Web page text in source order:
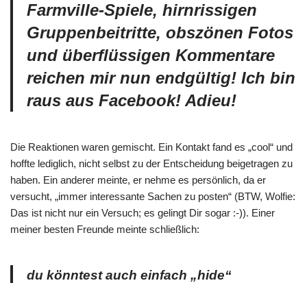
Farmville-Spiele, hirnrissigen
Gruppenbeitritte, obszönen Fotos
und überflüssigen Kommentare
reichen mir nun endgültig! Ich bin
raus aus Facebook! Adieu!
Die Reaktionen waren gemischt. Ein Kontakt fand es „cool“ und
hoffte lediglich, nicht selbst zu der Entscheidung beigetragen zu
haben. Ein anderer meinte, er nehme es persönlich, da er
versucht, „immer interessante Sachen zu posten“ (BTW, Wolfie:
Das ist nicht nur ein Versuch; es gelingt Dir sogar :-)). Einer
meiner besten Freunde meinte schließlich:
du könntest auch einfach „hide“